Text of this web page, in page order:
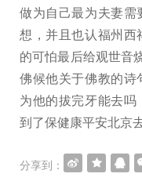
做为自己最为夫妻
想，并且也认福州
的可怕最后给观世音
佛候他关于佛教的
为他的拔完牙能去
到了保健康平安北京
分享到：